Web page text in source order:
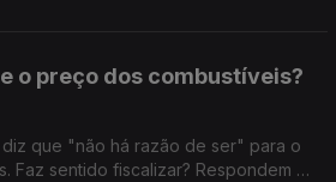
o preço dos combustíveis?
diz que "não há razão de ser" para o
Faz sentido fiscalizar? Respondem o